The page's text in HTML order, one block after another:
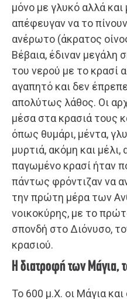
μόνο με γλυκό αλλά
απέφευγαν να το
ανέρωτο (άκρατος
Βέβαια, έδιναν μεγάλη
του νερού με το κρασί
αγαπητό και δεν
απολύτως λάθος. Οι
μέσα στα κρασιά τους
όπως θυμάρι, μέντα,
μυρτιά, ακόμη και
παγωμένο κρασί ήταν
πάντως φρόντιζαν να
την πρώτη μέρα των
νοικοκύρης, με το
σπονδή στο Διόνυσο,
κρασιού.
Η διατροφή των Μάγια,
Το 600 μ.Χ. οι Μάγια